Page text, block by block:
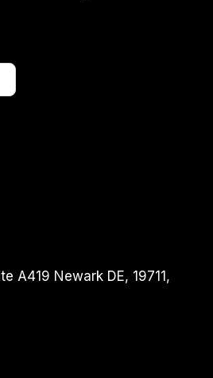
A419 Newark DE, 19711,